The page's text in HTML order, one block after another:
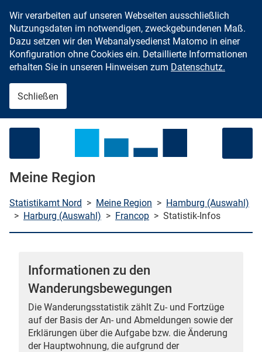
Zum Inhalt springen
Wir verarbeiten auf unseren Webseiten ausschließlich
Nutzungsdaten im notwendigen, zweckgebundenen Maß.
Dazu setzen wir den Webanalysedienst Matomo in einer
Konfiguration ohne Cookies ein. Detaillierte Informationen
erhalten Sie in unseren Hinweisen zum Datenschutz.
Schließen
Meine Region
Statistikamt Nord > Meine Region > Hamburg (Auswahl)
> Harburg (Auswahl) > Francop > Statistik-Infos
Informationen zu den
Wanderungsbewegungen
Die Wanderungsstatistik zählt Zu- und Fortzüge
auf der Basis der An- und Abmeldungen sowie der
Erklärungen über die Aufgabe bzw. die Änderung
der Hauptwohnung, die aufgrund der